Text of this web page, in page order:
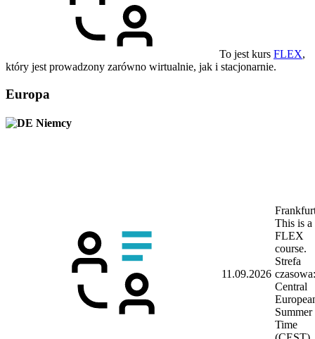
To jest kurs FLEX,
który jest prowadzony zarówno wirtualnie, jak i stacjonarnie.
Europa
Niemcy
11.09.2026
This is a
FLEX
course.
Strefa
czasowa:
Central
Summer
Time